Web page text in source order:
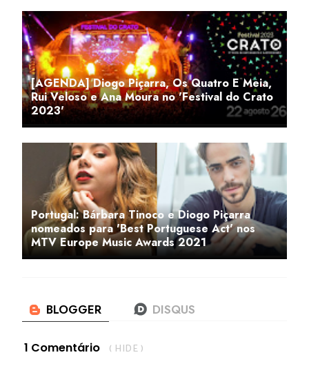
[AGENDA] Diogo Piçarra, Os Quatro E Meia,
Rui Veloso e Ana Moura no 'Festival do Crato
2023'
Portugal: Bárbara Tinoco e Diogo Piçarra
nomeados para 'Best Portuguese Act' nos
MTV Europe Music Awards 2021
1 Comentário ( HIDE )